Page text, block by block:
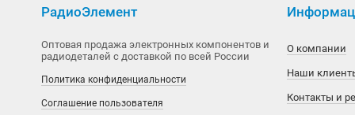
National Semiconductor
Agilent
РадиоЭлемент
Оптовая продажа электронных компонентов и
радиодеталей с доставкой по всей России
Политика конфиденциальности
Соглашение пользователя
О компании
Наши
Контакты и